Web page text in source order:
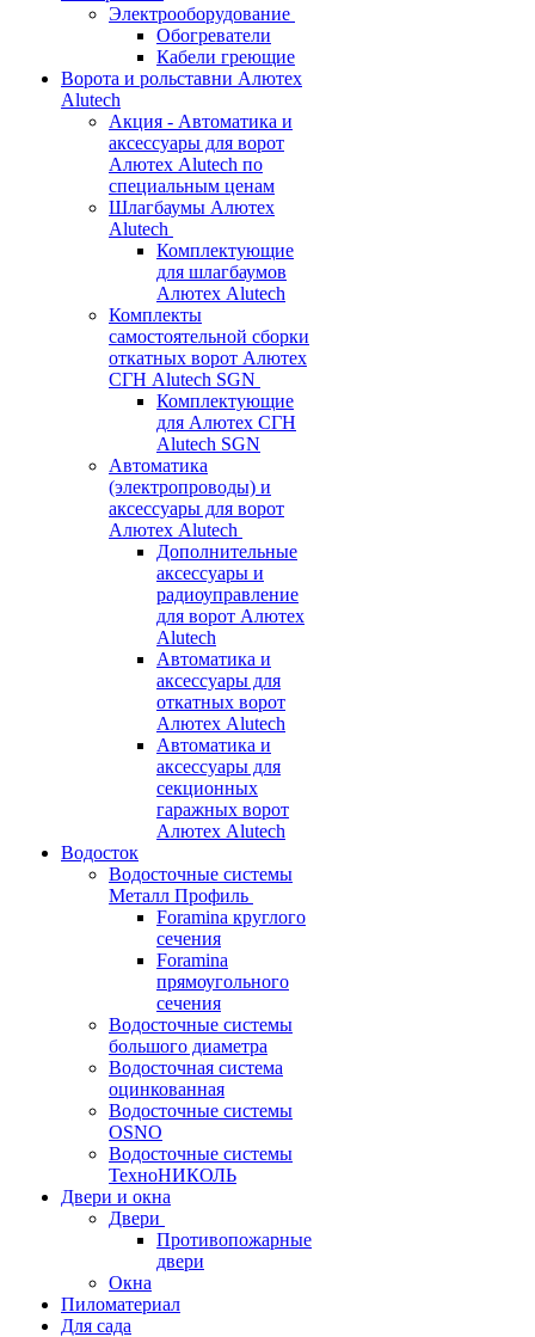
Электрооборудование
Обогреватели
Кабели греющие
Ворота и рольставни Алютех
Alutech
Акция - Автоматика и
аксессуары для ворот
Алютех Alutech по
специальным ценам
Шлагбаумы Алютех
Alutech
Комплектующие
для шлагбаумов
Алютех Alutech
Комплекты
самостоятельной сборки
откатных ворот Алютех
СГН Alutech SGN
Комплектующие
для Алютех СГН
Alutech SGN
Автоматика
(электропроводы) и
аксессуары для ворот
Алютех Alutech
Дополнительные
аксессуары и
радиоуправление
для ворот Алютех
Alutech
Автоматика и
аксессуары для
откатных ворот
Алютех Alutech
Автоматика и
аксессуары для
секционных
гаражных ворот
Алютех Alutech
Водосток
Водосточные системы
Металл Профиль
Foramina круглого
сечения
Foramina
прямоугольного
сечения
Водосточные системы
большого диаметра
Водосточная система
оцинкованная
Водосточные системы
OSNO
Водосточные системы
ТехноНИКОЛЬ
Двери и окна
Двери
Противопожарные
двери
Окна
Пиломатериал
Для сада